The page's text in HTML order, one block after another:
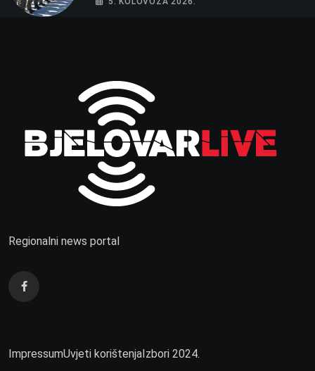
Regionalni news portal
ImpressumUvjeti korištenjaIzbori 2024.